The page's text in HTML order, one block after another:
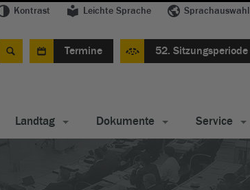
Kontrast Leichte Sprache Sprachauswahl
Termine 52. Sitzungsperiode
Landtag Dokumente Service